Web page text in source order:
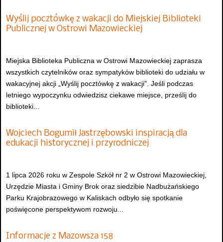
Wyślij pocztówkę z wakacji do Miejskiej Biblioteki
Publicznej w Ostrowi Mazowieckiej
Miejska Biblioteka Publiczna w Ostrowi Mazowieckiej zaprasza
wszystkich czytelników oraz sympatyków biblioteki do udziału w
wakacyjnej akcji „Wyślij pocztówkę z wakacji”. Jeśli podczas
letniego wypoczynku odwiedzisz ciekawe miejsce, prześlij do
biblioteki...
Wojciech Bogumił Jastrzębowski inspiracją dla
edukacji historycznej i przyrodniczej
1 lipca 2026 roku w Zespole Szkół nr 2 w Ostrowi Mazowieckiej,
Urzędzie Miasta i Gminy Brok oraz siedzibie Nadbużańskiego
Parku Krajobrazowego w Kaliskach odbyło się spotkanie
poświęcone perspektywom rozwoju...
Informacje z Mazowsza 158